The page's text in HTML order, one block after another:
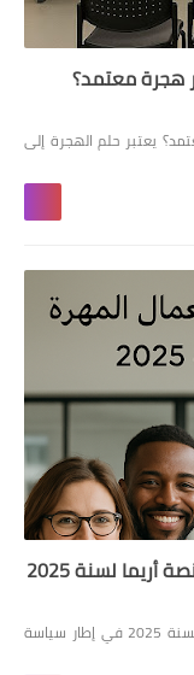
هجرة معتمد؟
يعتبر حلم الهجرة إلى
لسنة 2025
دعوات برنامج اختيار العمال المهرة عبر منصة أريما لسنة 2025 في إطار سياسة